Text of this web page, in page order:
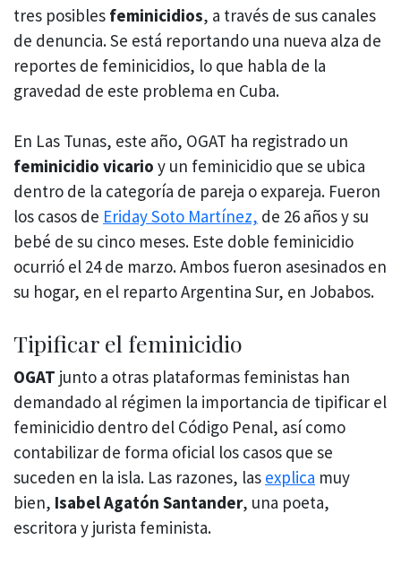
tres posibles feminicidios, a través de sus canales
de denuncia. Se está reportando una nueva alza de
reportes de feminicidios, lo que habla de la
gravedad de este problema en Cuba.
En Las Tunas, este año, OGAT ha registrado un
feminicidio vicario y un feminicidio que se ubica
dentro de la categoría de pareja o expareja. Fueron
los casos de Eriday Soto Martínez, de 26 años y su
bebé de su cinco meses. Este doble feminicidio
ocurrió el 24 de marzo. Ambos fueron asesinados en
su hogar, en el reparto Argentina Sur, en Jobabos.
Tipificar el feminicidio
OGAT junto a otras plataformas feministas han
demandado al régimen la importancia de tipificar el
feminicidio dentro del Código Penal, así como
contabilizar de forma oficial los casos que se
suceden en la isla. Las razones, las explica muy
bien, Isabel Agatón Santander, una poeta,
escritora y jurista feminista.